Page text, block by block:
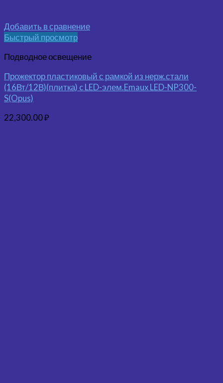
Добавить в сравнение
Быстрый просмотр
Подводное освещение
Прожектор пластиковый с рамкой из нерж.стали
(16Вт/12В)(плитка) c LED-элем.Emaux LED-NP300-
S(Opus)
22,300.00₽